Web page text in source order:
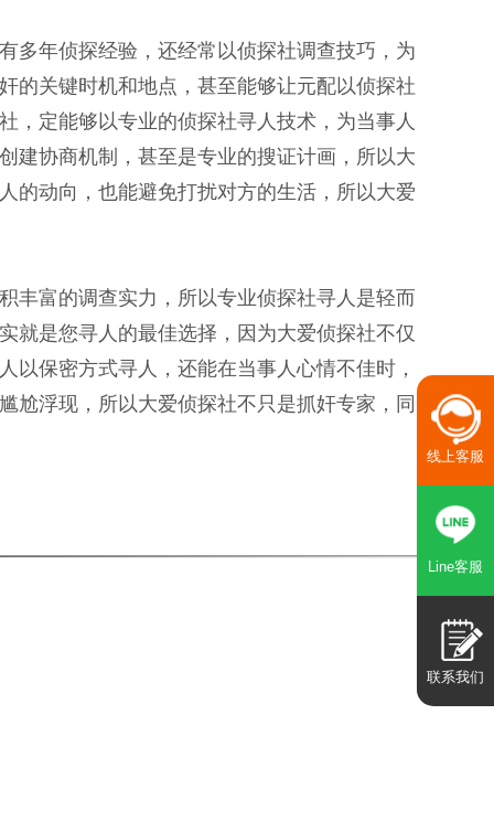
多年侦探经验，还经常以侦探社调查技巧，为
的关键时机和地点，甚至能够让元配以侦探社
，定能够以专业的侦探社寻人技术，为当事人
建协商机制，甚至是专业的搜证计画，所以大
的动向，也能避免打扰对方的生活，所以大爱
丰富的调查实力，所以专业侦探社寻人是轻而
就是您寻人的最佳选择，因为大爱侦探社不仅
以保密方式寻人，还能在当事人心情不佳时，
尬浮现，所以大爱侦探社不只是抓奸专家，同
线上客服
Line客服
联系我们